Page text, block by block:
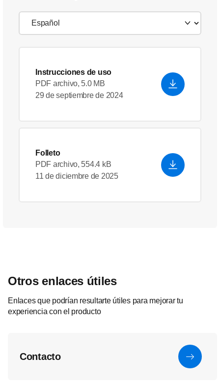
Instrucciones de uso
PDF archivo, 5.0 MB
29 de septiembre de 2024
Folleto
PDF archivo, 554.4 kB
11 de diciembre de 2025
Otros enlaces útiles
Enlaces que podrían resultarte útiles para mejorar tu
experiencia con el producto
Contacto